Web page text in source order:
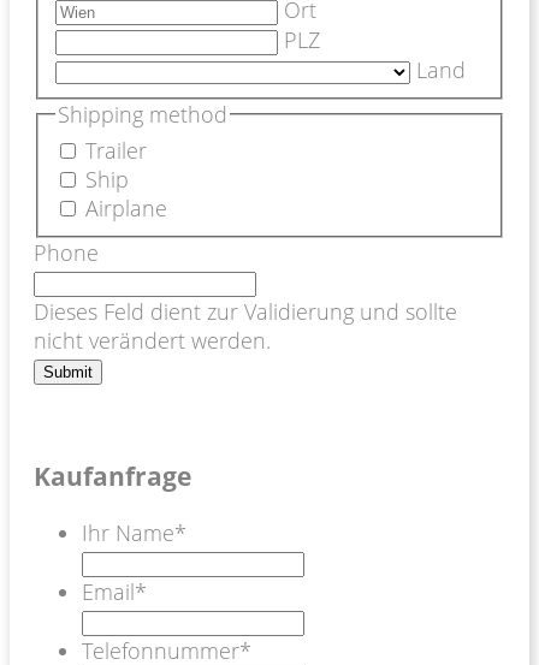
Ort
PLZ
Land
Shipping method
Trailer
Ship
Airplane
Phone
Dieses Feld dient zur Validierung und sollte
nicht verändert werden.
Kaufanfrage
Ihr Name*
Email*
Telefonnummer*